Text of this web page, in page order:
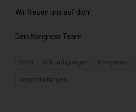
Wir freuen uns auf dich!
Dein Kongress Team
2019 Ankündigungen Kongress
Veranstaltungen